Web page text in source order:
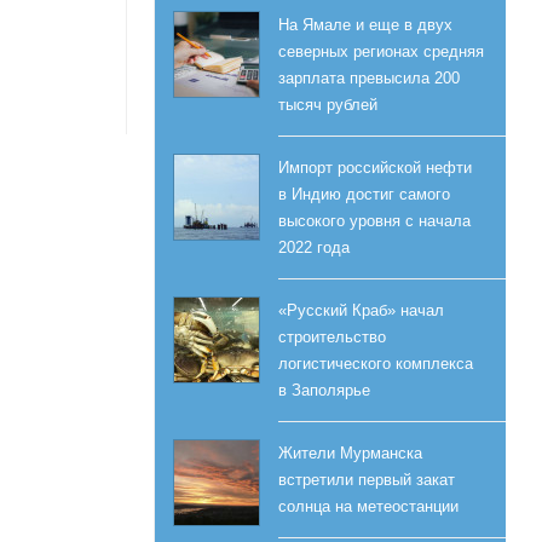
На Ямале и еще в двух
северных регионах средняя
зарплата превысила 200
тысяч рублей
Импорт российской нефти
в Индию достиг самого
высокого уровня с начала
2022 года
«Русский Краб» начал
строительство
логистического комплекса
в Заполярье
Жители Мурманска
встретили первый закат
солнца на метеостанции